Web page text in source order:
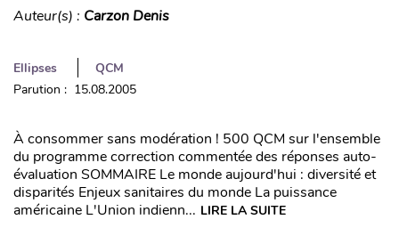
Auteur(s) : Carzon Denis
Ellipses
QCM
Parution : 15.08.2005
À consommer sans modération ! 500 QCM sur l'ensemble
du programme correction commentée des réponses auto-
évaluation SOMMAIRE Le monde aujourd'hui : diversité et
disparités Enjeux sanitaires du monde La puissance
américaine L'Union indienn... LIRE LA SUITE